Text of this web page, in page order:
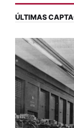
ÚLTIMAS